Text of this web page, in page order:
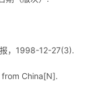
，1998-12-27(3).
from China[N].